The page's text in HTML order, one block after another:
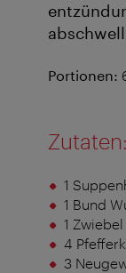
Portionen:
Zutaten:
1
1 Bund
1 Zwiebel
4
3